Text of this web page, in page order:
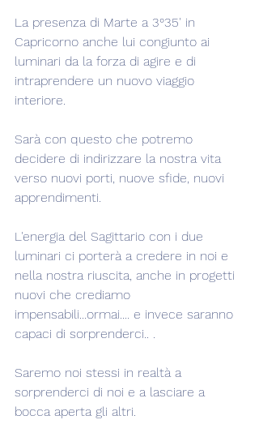
La presenza di Marte a 3°35' in
Capricorno anche lui congiunto ai
luminari da la forza di agire e di
intraprendere un nuovo viaggio
interiore.
Sarà con questo che potremo
decidere di indirizzare la nostra vita
verso nuovi porti, nuove sfide, nuovi
apprendimenti.
L'energia del Sagittario con i due
luminari ci porterà a credere in noi e
nella nostra riuscita, anche in progetti
nuovi che crediamo
impensabili...ormai.... e invece saranno
capaci di sorprenderci.. .
Saremo noi stessi in realtà a
sorprenderci di noi e a lasciare a
bocca aperta gli altri.